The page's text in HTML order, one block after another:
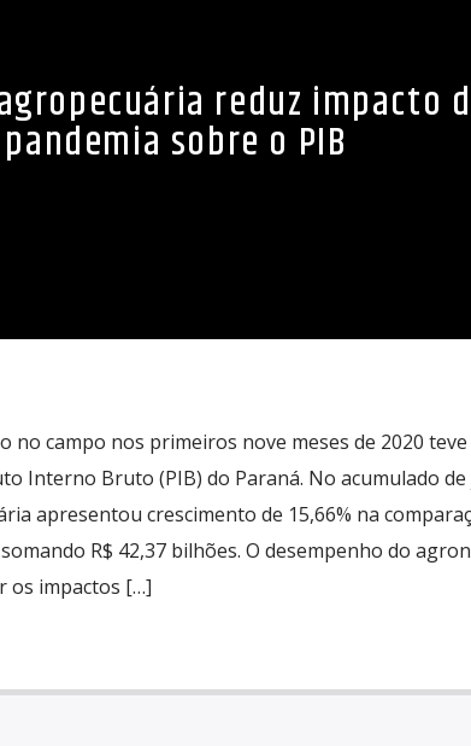
reduz impacto
pandemia sobre o PIB
no campo nos primeiros nove meses de 2020
Interno Bruto (PIB) do Paraná. No acumulado
apresentou crescimento de 15,66% na
R$ 42,37 bilhões. O desempenho do
os impactos […]